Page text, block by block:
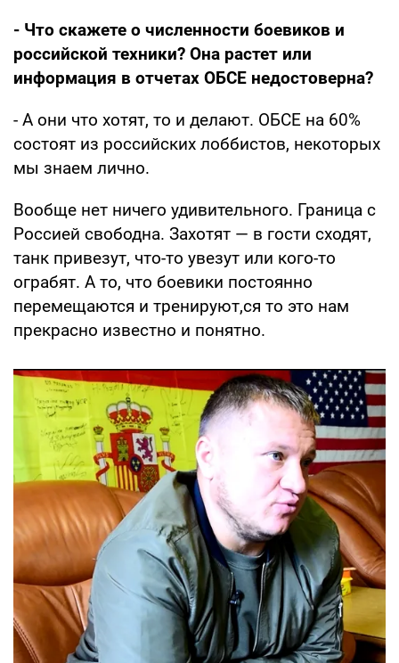
- Что скажете о численности боевиков и
российской техники? Она растет или
информация в отчетах ОБСЕ недостоверна?
- А они что хотят, то и делают. ОБСЕ на 60%
состоят из российских лоббистов, некоторых
мы знаем лично.
Вообще нет ничего удивительного. Граница с
Россией свободна. Захотят — в гости сходят,
танк привезут, что-то увезут или кого-то
ограбят. А то, что боевики постоянно
перемещаются и тренируют,ся то это нам
прекрасно известно и понятно.